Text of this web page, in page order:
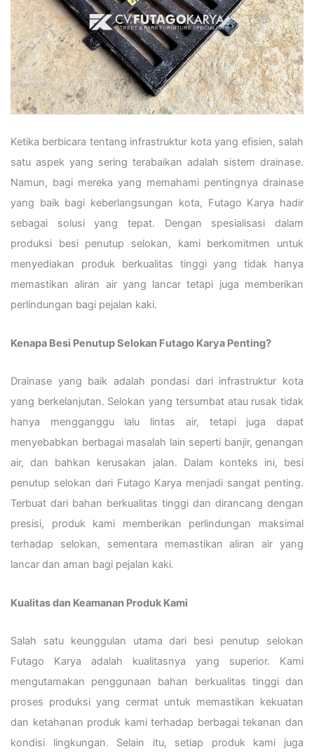
Ketika berbicara tentang infrastruktur kota yang efisien, salah
satu aspek yang sering terabaikan adalah sistem drainase.
Namun, bagi mereka yang memahami pentingnya drainase
yang baik bagi keberlangsungan kota, Futago Karya hadir
sebagai solusi yang tepat. Dengan spesialisasi dalam
produksi besi penutup selokan, kami berkomitmen untuk
menyediakan produk berkualitas tinggi yang tidak hanya
memastikan aliran air yang lancar tetapi juga memberikan
perlindungan bagi pejalan kaki.
Kenapa Besi Penutup Selokan Futago Karya Penting?
Drainase yang baik adalah pondasi dari infrastruktur kota
yang berkelanjutan. Selokan yang tersumbat atau rusak tidak
hanya mengganggu lalu lintas air, tetapi juga dapat
menyebabkan berbagai masalah lain seperti banjir, genangan
air, dan bahkan kerusakan jalan. Dalam konteks ini, besi
penutup selokan dari Futago Karya menjadi sangat penting.
Terbuat dari bahan berkualitas tinggi dan dirancang dengan
presisi, produk kami memberikan perlindungan maksimal
terhadap selokan, sementara memastikan aliran air yang
lancar dan aman bagi pejalan kaki.
Kualitas dan Keamanan Produk Kami
Salah satu keunggulan utama dari besi penutup selokan
Futago Karya adalah kualitasnya yang superior. Kami
mengutamakan penggunaan bahan berkualitas tinggi dan
proses produksi yang cermat untuk memastikan kekuatan
dan ketahanan produk kami terhadap berbagai tekanan dan
kondisi lingkungan. Selain itu, setiap produk kami juga